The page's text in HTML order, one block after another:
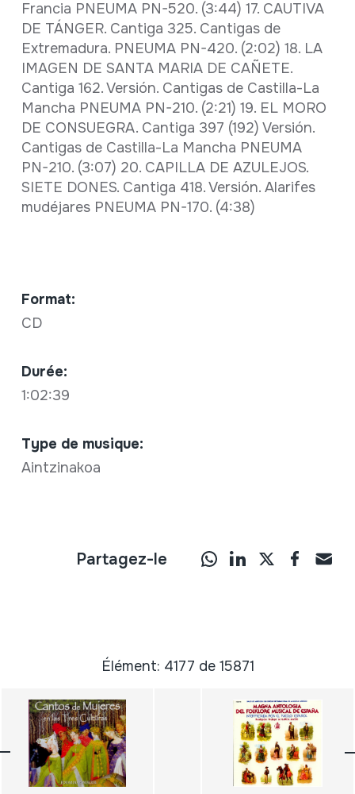
Francia PNEUMA PN-520. (3:44) 17. CAUTIVA
DE TÁNGER. Cantiga 325. Cantigas de
Extremadura. PNEUMA PN-420. (2:02) 18. LA
IMAGEN DE SANTA MARIA DE CAÑETE.
Cantiga 162. Versión. Cantigas de Castilla-La
Mancha PNEUMA PN-210. (2:21) 19. EL MORO
DE CONSUEGRA. Cantiga 397 (192) Versión.
Cantigas de Castilla-La Mancha PNEUMA
PN-210. (3:07) 20. CAPILLA DE AZULEJOS.
SIETE DONES. Cantiga 418. Versión. Alarifes
mudéjares PNEUMA PN-170. (4:38)
Format:
CD
Durée:
1:02:39
Type de musique:
Aintzinakoa
Partagez-le
Élément: 4177 de 15871